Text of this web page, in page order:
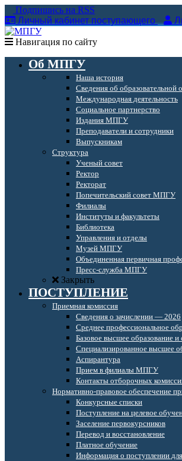
Подпишись на RSS
Личный кабинет поступающего
Навигация по сайту
Об МПГУ
Наша история
Сведения об образовательной
Международная деятельность
Социальное партнерство
Издания МПГУ
Преподаватели и сотрудники
Выпускникам
Структура
Ученый совет
Ректор
Ректорат
Попечительский совет МПГУ
Филиалы
Институты и факультеты
Библиотека
Управления и отделы
Музей МПГУ
Объединенная первичная
Пресс-служба МПГУ
Закрыть
ПОСТУПЛЕНИЕ
Приемная комиссия
Сведения о зачислении — 2026
Среднее профессиональное
Базовое высшее образование и
Специализированное высшее
Аспирантура
Прием в филиалы МПГУ
Контакты отборочных
Нормативно-правовое обеспечение
Конкурсные списки
Поступление на целевое
Заселение первокурсников
Перевод и восстановление
Платное обучение
Информация о поступлении